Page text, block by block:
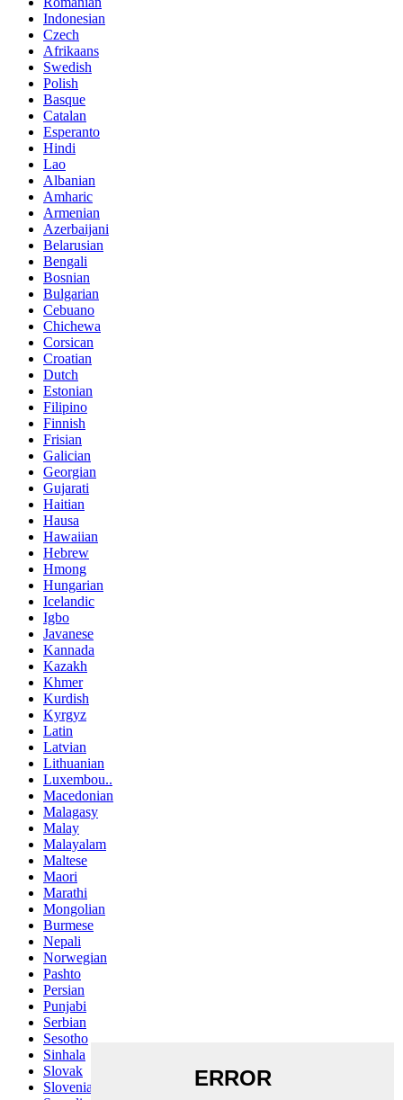
Indonesian
Czech
Afrikaans
Swedish
Polish
Basque
Catalan
Esperanto
Hindi
Lao
Albanian
Amharic
Armenian
Azerbaijani
Belarusian
Bengali
Bosnian
Bulgarian
Cebuano
Chichewa
Corsican
Croatian
Dutch
Estonian
Filipino
Finnish
Frisian
Galician
Georgian
Gujarati
Haitian
Hausa
Hawaiian
Hebrew
Hmong
Hungarian
Icelandic
Igbo
Javanese
Kannada
Kazakh
Khmer
Kurdish
Kyrgyz
Latin
Latvian
Lithuanian
Luxembou..
Macedonian
Malagasy
Malay
Malayalam
Maltese
Maori
Marathi
Mongolian
Burmese
Nepali
Norwegian
Pashto
Persian
Punjabi
Serbian
Sesotho
Sinhala
Slovak
Slovenian